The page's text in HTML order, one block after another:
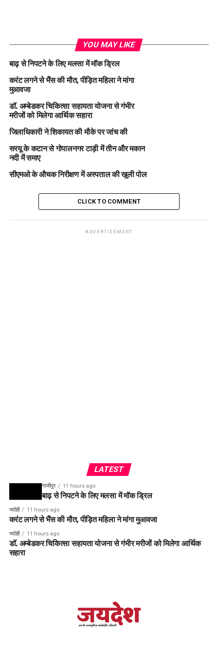
YOU MAY LIKE
बाढ़ से निपटने के लिए मलसा में मॉक ड्रिल
करंट लगने से भैंस की मौत, पीड़ित महिला ने मांगा
मुआवजा
डॉ. अम्बेडकर चिकित्सा सहायता योजना से गंभीर
मरीजों को मिलेगा आर्थिक सहारा
जिलाधिकारी ने शिकायत की मौके पर जांच की
सरयू के कटान से गोपालनगर टाड़ी में तीन और मकान
नदी में समाए
सीएमओ के औचक निरीक्षण में अस्पताल की खुली पोल
CLICK TO COMMENT
ADVERTISEMENT
LATEST
गाजीपुर 11 hours ago
बाढ़ से निपटने के लिए मलसा में मॉक ड्रिल
भदोही 11 hours ago
करंट लगने से भैंस की मौत, पीड़ित महिला ने मांगा मुआवजा
भदोही 11 hours ago
डॉ. अम्बेडकर चिकित्सा सहायता योजना से गंभीर मरीजों को मिलेगा आर्थिक
सहारा